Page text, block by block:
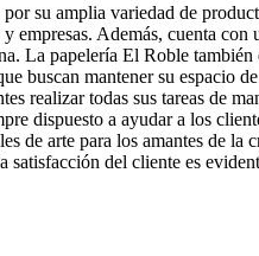
su amplia variedad de
Además, cuenta
La papelería El Roble
buscan mantener su espacio
realizar todas sus tareas de
dispuesto a ayudar a los
de arte para los amantes de
del cliente es